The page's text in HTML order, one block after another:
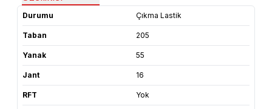
Durumu Çıkma Lastik
Taban 205
Yanak 55
Jant 16
RFT Yok